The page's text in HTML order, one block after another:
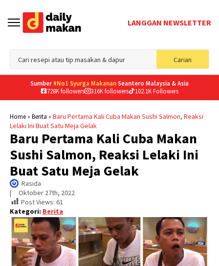
LANGGAN NEWSLETTER
Carian
for:
Sumber #No1 Syurga MakananSeantero Malaysia & Asia
728K followers
316K followers 102.1K Followers
Home» Berita » Baru Pertama Kali Cuba Makan Sushi Salmon, Reaksi
Lelaki Ini Buat Satu Meja Gelak
Baru Pertama Kali Cuba Makan
Sushi Salmon, Reaksi Lelaki Ini
Buat Satu Meja Gelak
Rasida
| Oktober 27th, 2022
Post Views: 61
Kategori: Berita